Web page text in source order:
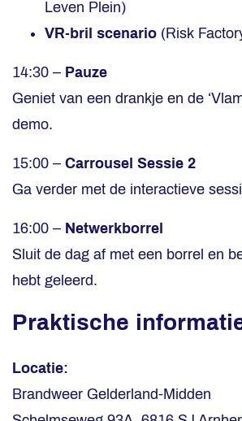
Leven Plein)
VR-bril scenario (Risk
14:30 – Pauze
Geniet van een drankje en de
demo.
15:00 – Carrousel Sessie 2
Ga verder met de interactieve
16:00 – Netwerkborrel
Sluit de dag af met een borrel en
hebt geleerd.
Praktische
Locatie:
Brandweer Gelderland-Midden